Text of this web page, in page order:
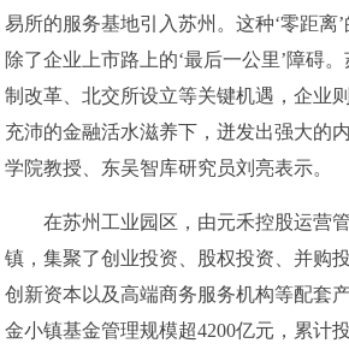
易所的服务基地引入苏州。这种‘零距离
除了企业上市路上的‘最后一公里’障碍
制改革、北交所设立等关键机遇，企业
充沛的金融活水滋养下，迸发出强大的
学院教授、东吴智库研究员刘亮表示。
在苏州工业园区，由元禾控股运营
镇，集聚了创业投资、股权投资、并购
创新资本以及高端商务服务机构等配套
金小镇基金管理规模超4200亿元，累计